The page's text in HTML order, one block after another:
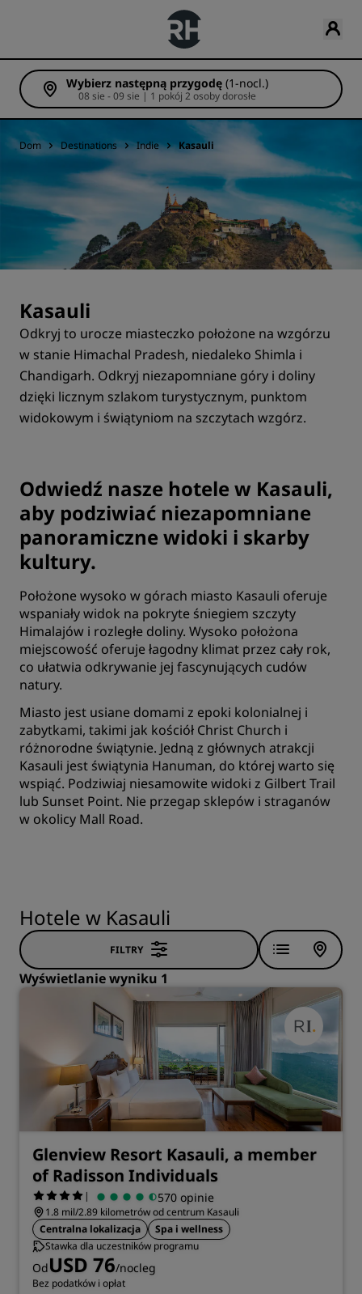
Wybierz następną przygodę (1-nocl.)
08 sie - 09 sie | 1 pokój 2 osoby dorosłe
Dom Destinations Indie Kasauli
Kasauli
Odkryj to urocze miasteczko położone na wzgórzu
w stanie Himachal Pradesh, niedaleko Shimla i
Chandigarh. Odkryj niezapomniane góry i doliny
dzięki licznym szlakom turystycznym, punktom
widokowym i świątyniom na szczytach wzgórz.
Odwiedź nasze hotele w Kasauli,
aby podziwiać niezapomniane
panoramiczne widoki i skarby
kultury.
Położone wysoko w górach miasto Kasauli oferuje
wspaniały widok na pokryte śniegiem szczyty
Himalajów i rozległe doliny. Wysoko położona
miejscowość oferuje łagodny klimat przez cały rok,
co ułatwia odkrywanie jej fascynujących cudów
natury.
Miasto jest usiane domami z epoki kolonialnej i
zabytkami, takimi jak kościół Christ Church i
różnorodne świątynie. Jedną z głównych atrakcji
Kasauli jest świątynia Hanuman, do której warto się
wspiąć. Podziwiaj niesamowite widoki z Gilbert Trail
lub Sunset Point. Nie przegap sklepów i straganów
w okolicy Mall Road.
Hotele w Kasauli
FILTRY
Wyświetlanie wyniku 1
Glenview Resort Kasauli, a member
of Radisson Individuals
| 570 opinie
1.8 mil/2.89 kilometrów od centrum Kasauli
Centralna lokalizacja
Spa i wellness
Stawka dla uczestników programu
OdUSD 76/nocleg
Bez podatków i opłat